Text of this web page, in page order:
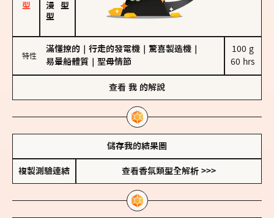
浪漫型
特性
滿懂撩的 行走的發電機 驚喜製造機
易暈船體質
聖母情節
100 g
60 hrs
查看 我 的解說
儲存我的結果圖
複製測驗連結 查看香氛類型全解析 >>>